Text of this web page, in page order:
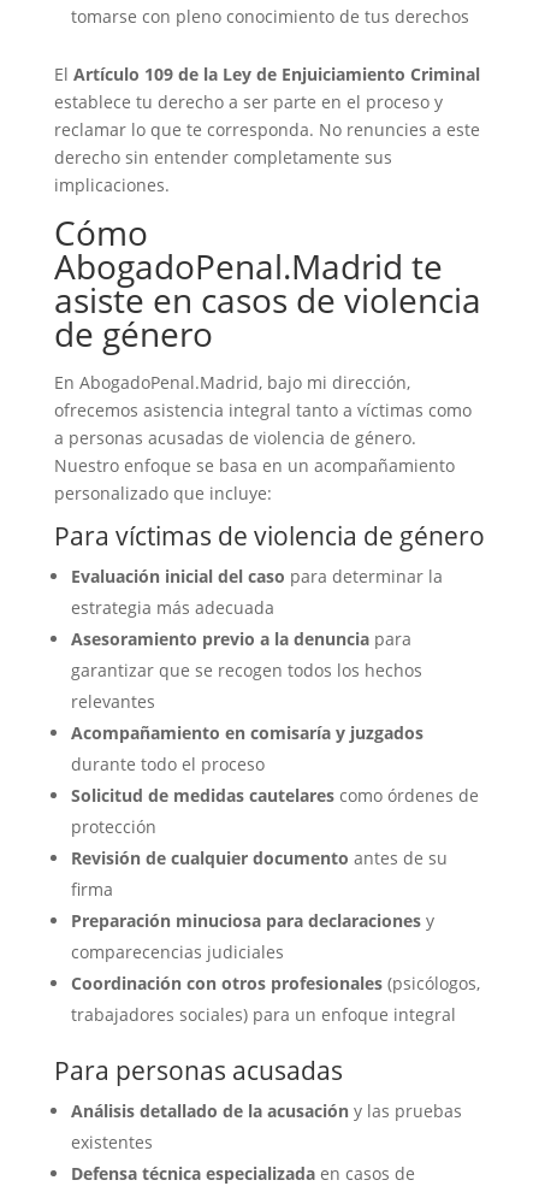
tomarse con pleno conocimiento de tus derechos
El Artículo 109 de la Ley de Enjuiciamiento Criminal
establece tu derecho a ser parte en el proceso y
reclamar lo que te corresponda. No renuncies a este
derecho sin entender completamente sus
implicaciones.
Cómo
AbogadoPenal.Madrid te
asiste en casos de violencia
de género
En AbogadoPenal.Madrid, bajo mi dirección,
ofrecemos asistencia integral tanto a víctimas como
a personas acusadas de violencia de género.
Nuestro enfoque se basa en un acompañamiento
personalizado que incluye:
Para víctimas de violencia de género
Evaluación inicial del caso para determinar la
estrategia más adecuada
Asesoramiento previo a la denunciapara
garantizar que se recogen todos los hechos
relevantes
Acompañamiento en comisaría y juzgados
durante todo el proceso
Solicitud de medidas cautelarescomo órdenes de
protección
Revisión de cualquier documento antes de su
firma
Preparación minuciosa para declaracionesy
comparecencias judiciales
Coordinación con otros profesionales(psicólogos,
trabajadores sociales) para un enfoque integral
Para personas acusadas
Análisis detallado de la acusacióny las pruebas
existentes
Defensa técnica especializadaen casos de